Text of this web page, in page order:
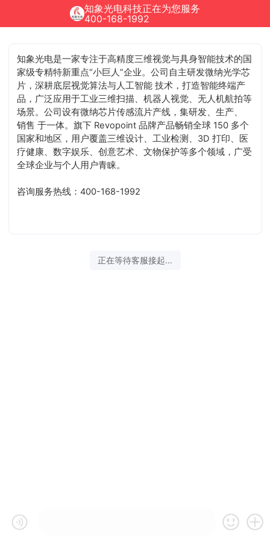
知象光电科技正在为您服务
400-168-1992
知象光电是一家专注于高精度三维视觉与具身智能技术的国
家级专精特新重点“小巨人”企业。公司自主研发微纳光学芯
片，深耕底层视觉算法与人工智能 技术，打造智能终端产
品，广泛应用于工业三维扫描、机器人视觉、无人机航拍等
场景。公司设有微纳芯片传感流片产线，集研发、生产、
销售 于一体。旗下 Revopoint 品牌产品畅销全球 150 多个
国家和地区，用户覆盖三维设计、工业检测、3D 打印、医
疗健康、数字娱乐、创意艺术、文物保护等多个领域，广受
全球企业与个人用户青睐。
咨询服务热线：400-168-1992
正在等待客服接起...